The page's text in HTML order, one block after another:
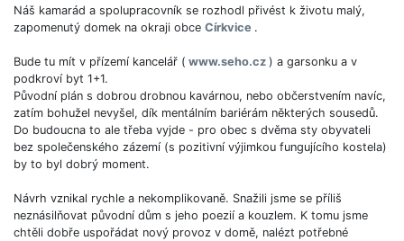
Náš kamarád a spolupracovník se rozhodl přivést k životu malý,
zapomenutý domek na okraji obce Církvice .
Bude tu mít v přízemí kancelář ( www.seho.cz ) a garsonku a v
podkroví byt 1+1.
Původní plán s dobrou drobnou kavárnou, nebo občerstvením navíc,
zatím bohužel nevyšel, dík mentálním bariérám některých sousedů.
Do budoucna to ale třeba vyjde - pro obec s dvěma sty obyvateli
bez společenského zázemí (s pozitivní výjimkou fungujícího kostela)
by to byl dobrý moment.
Návrh vznikal rychle a nekomplikovaně. Snažili jsme se příliš
neznásilňovat původní dům s jeho poezií a kouzlem. K tomu jsme
chtěli dobře uspořádat nový provoz v domě, nalézt potřebné